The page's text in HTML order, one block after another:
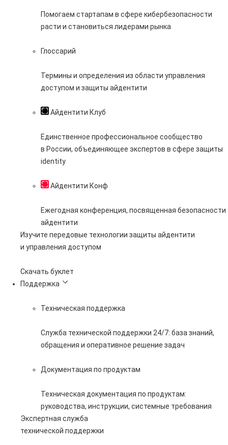
Помогаем стартапам в сфере кибербезопасности
расти и становиться лидерами рынка
Глоссарий
Термины и определения из области управления
доступом и защиты айдентити
Айдентити Клуб
Единственное профессиональное сообщество
в России, объединяющее экспертов в сфере защиты
identity
Айдентити Конф
Ежегодная конференция, посвященная безопасности
айдентити
Изучите передовые технологии защиты айдентити
и управления доступом
Скачать буклет
Поддержка
Техническая поддержка
Служба технической поддержки 24/7: база знаний,
обращения и оперативное решение задач
Документация по продуктам
Техническая документация по продуктам:
руководства, инструкции, системные требования
Экспертная служба
технической поддержки